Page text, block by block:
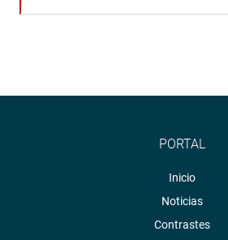
PORTAL
Inicio
Noticias
Contrastes